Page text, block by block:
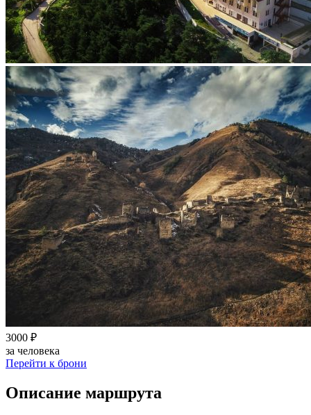
3000 ₽
за человека
Перейти к брони
Описание маршрута